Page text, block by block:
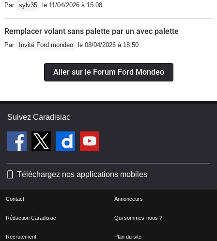
Par sylv35 le 11/04/2026 à 15:08
Remplacer volant sans palette par un avec palette
Par Invité Ford mondeo le 08/04/2026 à 18:50
Aller sur le Forum Ford Mondeo
Suivez Caradisiac
Téléchargez nos applications mobiles
Contact Annonceurs
Rédaction Caradisiac Qui sommes-nous ?
Recrutement Plan du site